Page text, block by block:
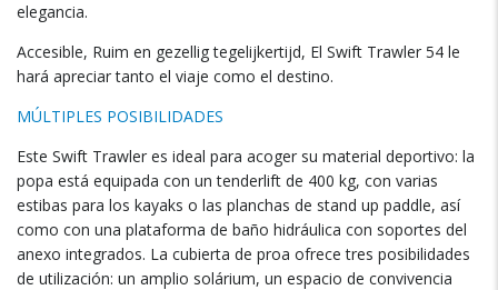
elegancia.
Accesible, Ruim en gezellig tegelijkertijd, El Swift Trawler 54 le
hará apreciar tanto el viaje como el destino.
MÚLTIPLES POSIBILIDADES
Este Swift Trawler es ideal para acoger su material deportivo: la
popa está equipada con un tenderlift de 400 kg, con varias
estibas para los kayaks o las planchas de stand up paddle, así
como con una plataforma de baño hidráulica con soportes del
anexo integrados. La cubierta de proa ofrece tres posibilidades
de utilización: un amplio solárium, un espacio de convivencia